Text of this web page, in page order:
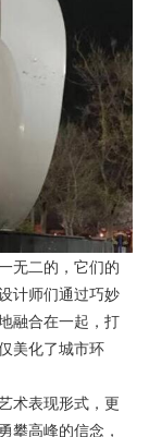
无二的，它们的
计师们通过巧妙
融合在一起，打
美化了城市环
术表现形式，更
攀高峰的信念，